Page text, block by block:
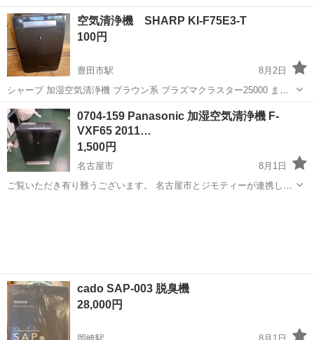
のスレ、キズ、落としきれない汚れなどございます ・詳細は現地でご
確認ください ・お値引きは出来かねますのでご了承願います...
愛知 半田市 季節、空調家電 現地
空気清浄機 SHARP KI-F75E3-T
100円
豊田市駅
8月2日
シャープ 加湿空気清浄機 ブラウン系 プラズマクラスター25000 まだ
動きますが、ユニット交換の表示がされます。 キズ、ホコリなど使用
感あります。現状渡しです。
愛知 豊田市 季節、空調家電 SHARP
0704-159 Panasonic 加湿空気清浄機 F-
VXF65 2011…
1,500円
名古屋市
8月1日
ご覧いただき有り難うございます。 名古屋市とジモティーが連携して
cado SAP-003 脱臭機
28,000円